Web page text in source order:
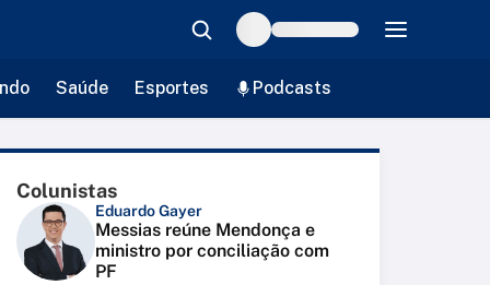
Saúde Esportes Podcasts
Colunistas
Eduardo Gayer
Messias reúne Mendonça e
ministro por conciliação com
PF